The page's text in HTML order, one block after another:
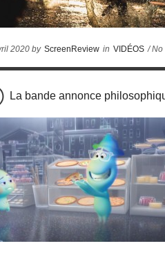
2020 by ScreenReview in VIDÉOS / No
La bande annonce